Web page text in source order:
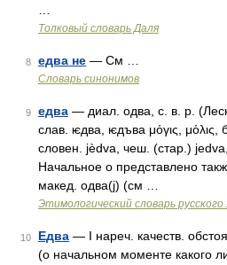
Толковый словарь Даля
8 едва не — См …
Словарь синонимов
9 едва — диал. одва, с. в. р.
слав. ѥдва, ѥдъва μόγις, μόλις,
словен. jèdva, чеш. (стар.)
Начальное о представлено
макед. oдвa(j) (см …
Этимологический словарь
10 Едва — I нареч. качеств.
(о начальном моменте какого